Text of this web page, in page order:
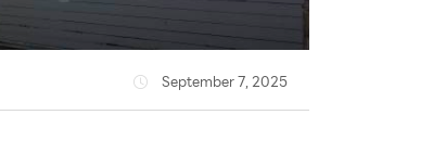
September 7, 2025